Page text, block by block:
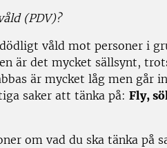
(PDV)?
våld mot personer i
är det mycket sällsynt,
är mycket låg men går
saker att tänka på: Fly,
om vad du ska tänka på